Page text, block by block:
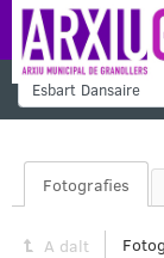
Fotografies
A dalt